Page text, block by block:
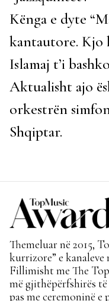
Kënga e dyte
kantautore. Kjo
Islamaj t’i
Aktualisht ajo
orkestrën
Shqiptar.
Themeluar në 2015,
kurrizore” e
Fillimisht me The
më gjithëpërfshirës
pas me ceremoninë